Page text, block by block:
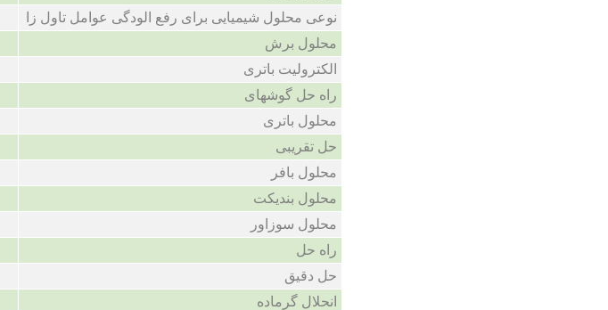
نوعی محلول شیمیایی برای رفع الودگی عوامل تاول زا
محلول برش
الکترولیت باتری
راه حل گوشهای
محلول باتری
حل تقریبی
محلول بافر
محلول بندیکت
محلول سوزاور
راه حل
حل دقیق
انحلال گرماده